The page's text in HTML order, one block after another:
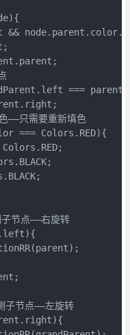
&&
===
——只需要重新填色
=== Colors.RED){
节点——右旋转
节点——左旋转